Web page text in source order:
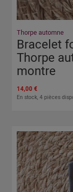
Thorpe automne
Bracelet
Thorpe
montre
14,00 €
En stock, 4 pièces